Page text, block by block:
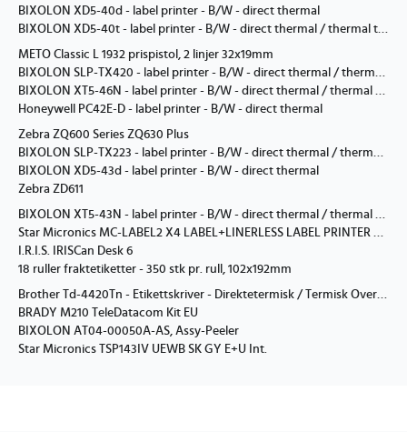
BIXOLON XD5-40d - label printer - B/W - direct thermal
METO Classic L 1932 prispistol, 2 linjer 32x19mm
Honeywell PC42E-D - label printer - B/W - direct thermal
Zebra ZQ600 Series ZQ630 Plus
BIXOLON XD5-43d - label printer - B/W - direct thermal
Zebra ZD611
I.R.I.S. IRISCan Desk 6
18 ruller fraktetiketter - 350 stk pr. rull, 102x192mm
BRADY M210 TeleDatacom Kit EU
BIXOLON AT04-00050A-AS, Assy-Peeler
Star Micronics TSP143IV UEWB SK GY E+U Int.